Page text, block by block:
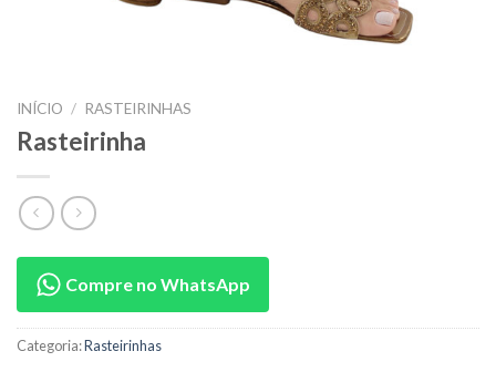
INÍCIO / RASTEIRINHAS
Rasteirinha
Compre no WhatsApp
Categoria:Rasteirinhas